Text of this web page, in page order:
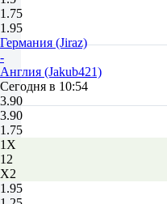
1.75
1.95
Германия (Jiraz)
-
Англия (Jakub421)
Сегодня в 10:54
3.90
3.90
1.75
1X
12
X2
1.95